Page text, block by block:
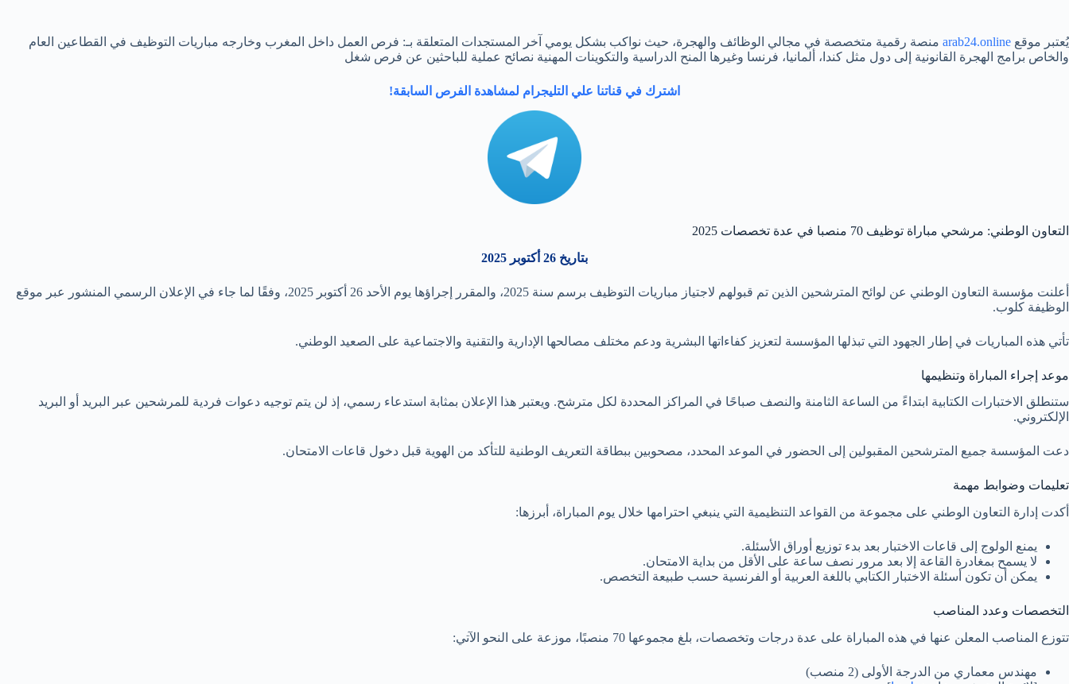
يُعتبر موقع arab24.online منصة رقمية متخصصة في مجالي الوظائف والهجرة، حيث نواكب بشكل يومي آخر المستجدات المتعلقة بـ: فرص العمل داخل المغرب وخارجه مباريات التوظيف في القطاعين العام
والخاص برامج الهجرة القانونية إلى دول مثل كندا، ألمانيا، فرنسا وغيرها المنح الدراسية والتكوينات المهنية نصائح عملية للباحثين عن فرص شغل
اشترك في قناتنا علي التليجرام لمشاهدة الفرص السابقة!
التعاون الوطني: مرشحي مباراة توظيف 70 منصبا في عدة تخصصات 2025
بتاريخ 26 أكتوبر 2025
أعلنت مؤسسة التعاون الوطني عن لوائح المترشحين الذين تم قبولهم لاجتياز مباريات التوظيف برسم سنة 2025، والمقرر إجراؤها يوم الأحد 26 أكتوبر 2025، وفقًا لما جاء في الإعلان الرسمي المنشور عبر موقع
الوظيفة كلوب.
تأتي هذه المباريات في إطار الجهود التي تبذلها المؤسسة لتعزيز كفاءاتها البشرية ودعم مختلف مصالحها الإدارية والتقنية والاجتماعية على الصعيد الوطني.
موعد إجراء المباراة وتنظيمها
ستنطلق الاختبارات الكتابية ابتداءً من الساعة الثامنة والنصف صباحًا في المراكز المحددة لكل مترشح. ويعتبر هذا الإعلان بمثابة استدعاء رسمي، إذ لن يتم توجيه دعوات فردية للمرشحين عبر البريد أو البريد
الإلكتروني.
دعت المؤسسة جميع المترشحين المقبولين إلى الحضور في الموعد المحدد، مصحوبين ببطاقة التعريف الوطنية للتأكد من الهوية قبل دخول قاعات الامتحان.
تعليمات وضوابط مهمة
أكدت إدارة التعاون الوطني على مجموعة من القواعد التنظيمية التي ينبغي احترامها خلال يوم المباراة، أبرزها:
يمنع الولوج إلى قاعات الاختبار بعد بدء توزيع أوراق الأسئلة.
لا يسمح بمغادرة القاعة إلا بعد مرور نصف ساعة على الأقل من بداية الامتحان.
يمكن أن تكون أسئلة الاختبار الكتابي باللغة العربية أو الفرنسية حسب طبيعة التخصص.
التخصصات وعدد المناصب
تتوزع المناصب المعلن عنها في هذه المباراة على عدة درجات وتخصصات، بلغ مجموعها 70 منصبًا، موزعة على النحو الآتي:
مهندس معماري من الدرجة الأولى (2 منصب)